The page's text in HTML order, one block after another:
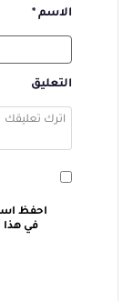
التعليق
الاسم *
احفظ
في هذا